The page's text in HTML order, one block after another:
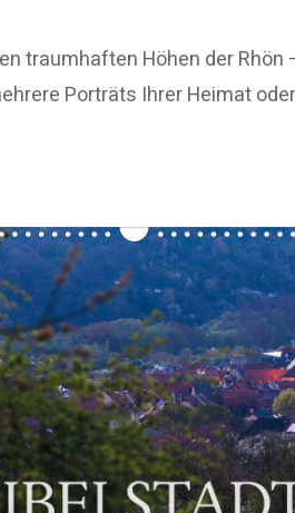
traumhaften Höhen der
Porträts Ihrer Heimat